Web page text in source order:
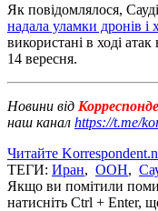
Як повідомлялося,
надала уламки дронів і
використані в ході
14 вересня.
Новини від
наш канал https://t.me/
Читайте
ТЕГИ: Иран, ООН,
Якщо ви помітили
натисніть Ctrl + Enter,